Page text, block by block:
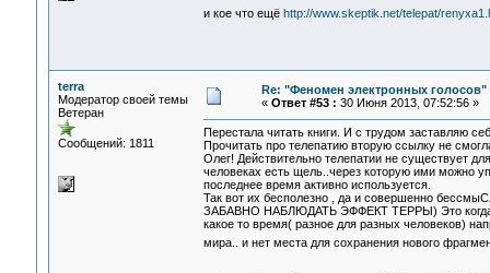
и кое что ещё http://www.skeptik.net/telepat/
terra
Модератор своей темы
Ветеран
Сообщений: 1811
Re: "Феномен электронных голосов"
« Ответ #53 : 30 Июня 2013, 07:52:56 »
Перестала читать книги. И с трудом заставляю
Прочитать про телепатию вторую ссылку не
Олег! Действительно телепатии не существует
человеках есть щель..через которую ими можно
последнее время активно используется.
Так вот их бесполезно , да и совершенно
ЗАБАВНО НАБЛЮДАТЬ ЭФФЕКТ ТЕРРЫ) Это когда
какое то время( разное для разных человеков)
мира.. и нет места для сохранения нового